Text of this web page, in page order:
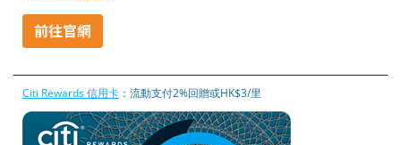
Citi Rewards 信用卡 ：流動支付2%回贈或HK$3/里